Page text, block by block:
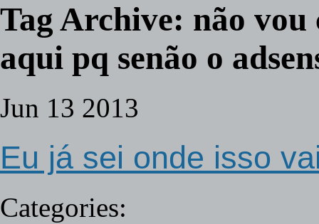
Tag Archive: não vou
aqui pq senão o
Jun 13 2013
Eu já sei onde isso
Categories: